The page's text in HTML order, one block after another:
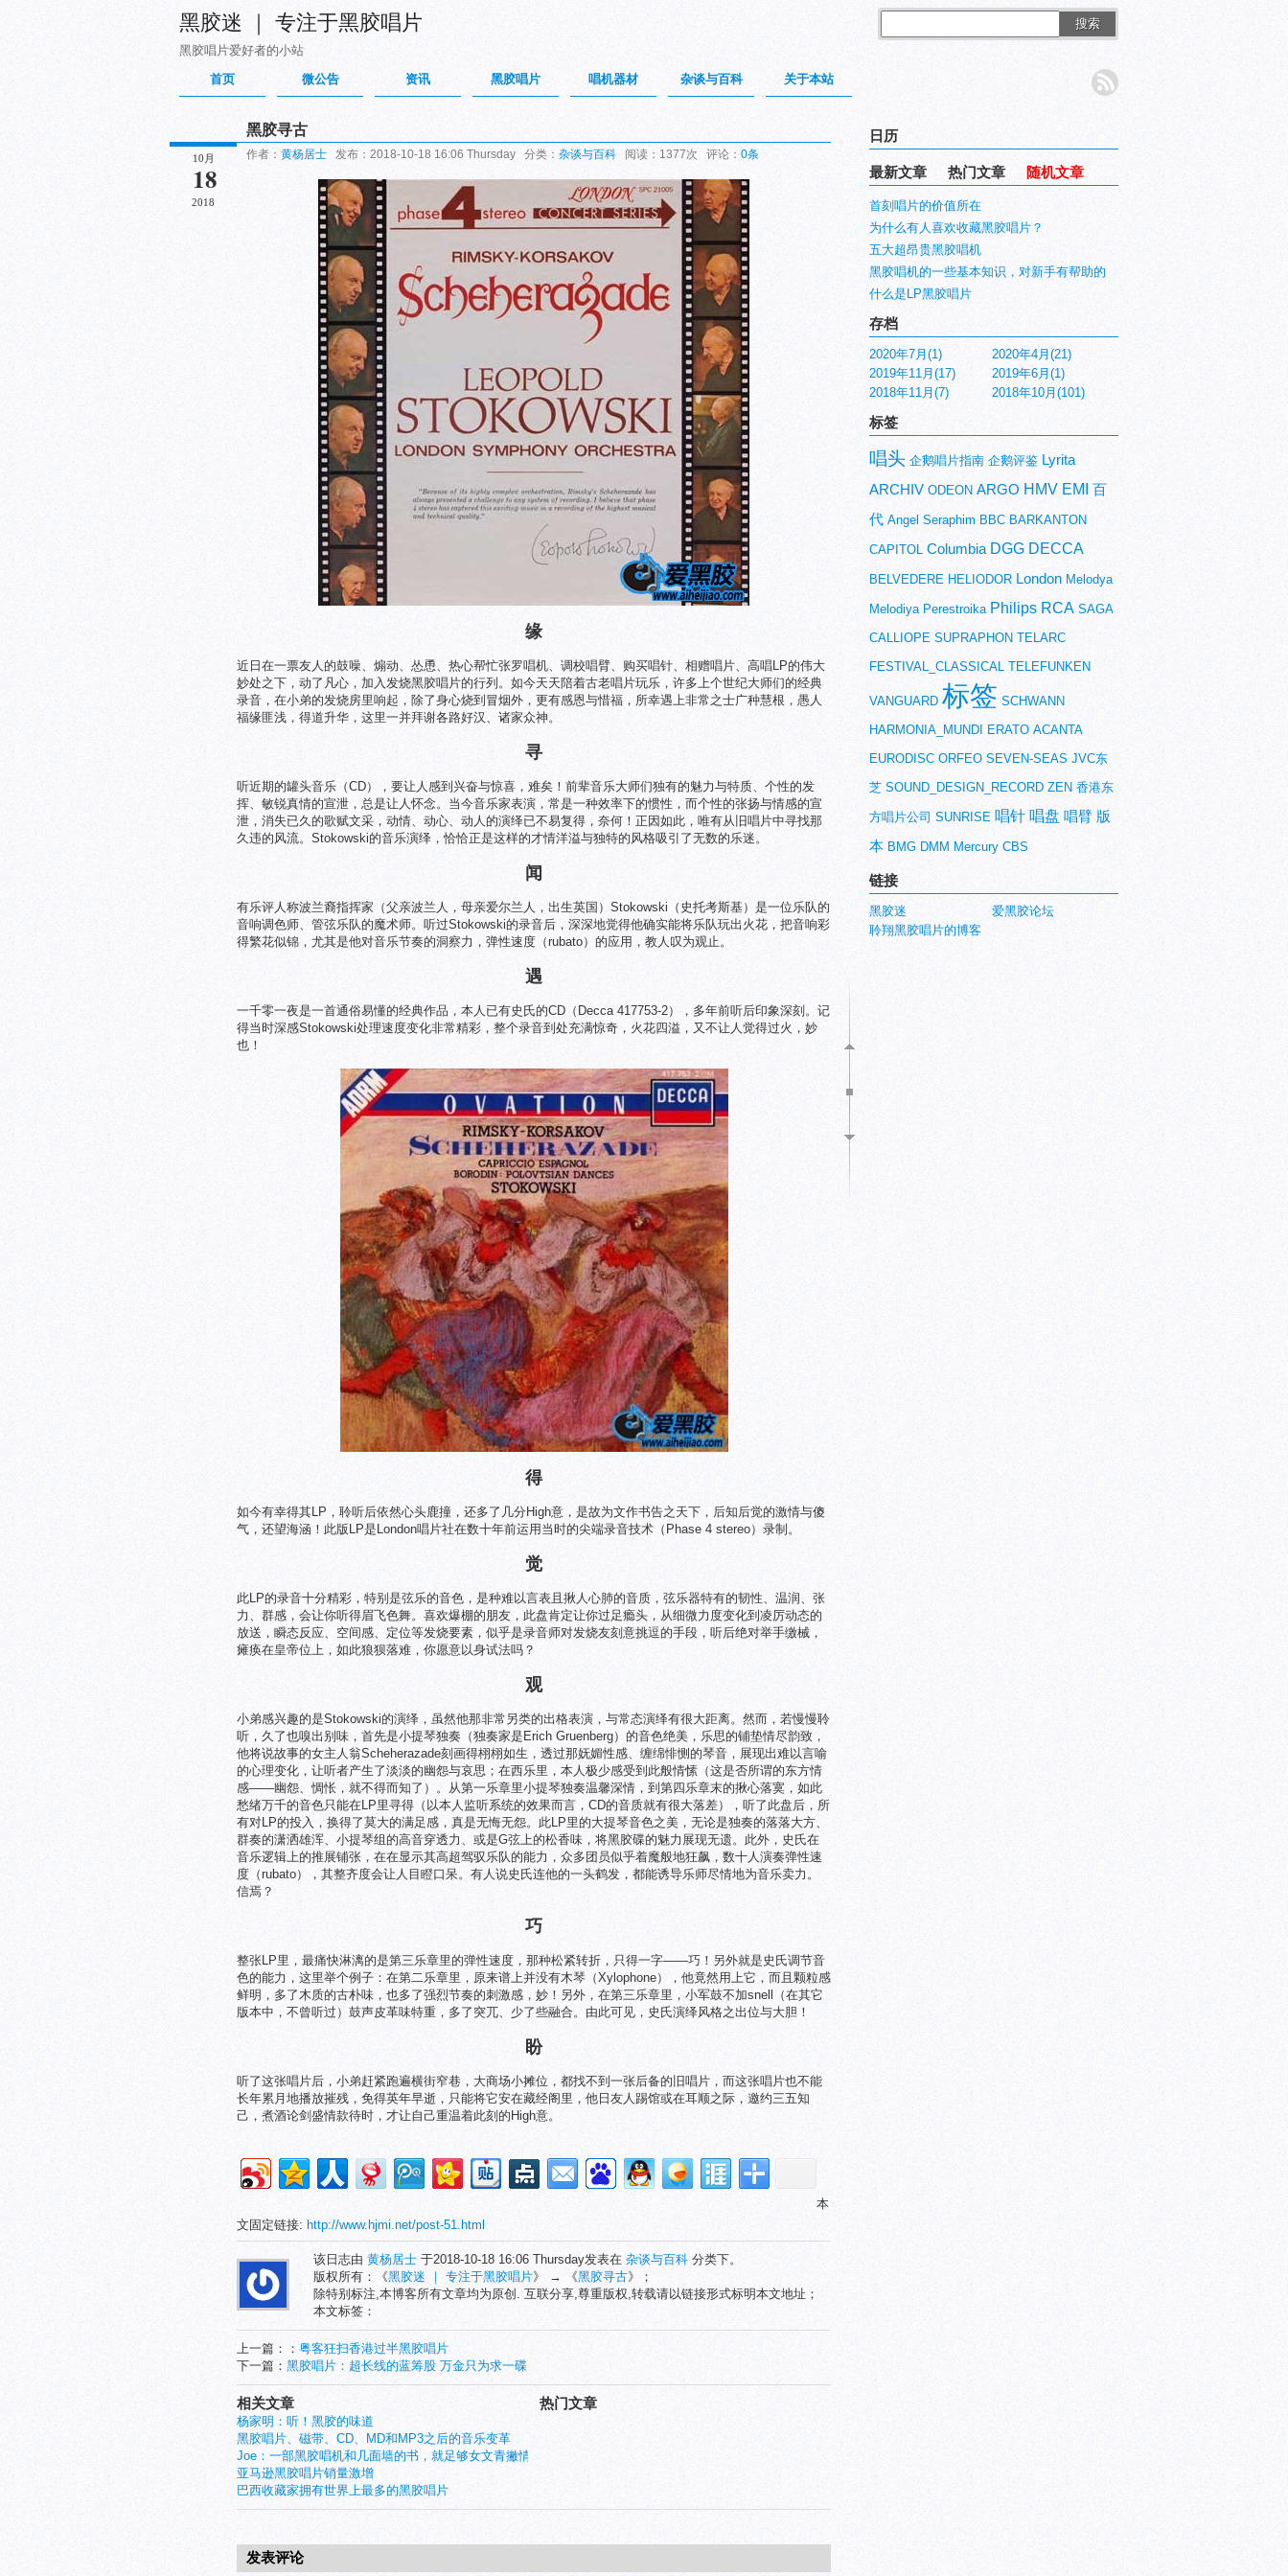
黑胶迷 ｜ 专注于黑胶唱片
黑胶唱片爱好者的小站
搜索
首页 微公告 资讯 黑胶唱片 唱机器材 杂谈与百科 关于本站
10月
18
2018
黑胶寻古
作者： 黄杨居士 发布：2018-10-18 16:06 Thursday 分类： 杂谈与百科 阅读：1377次 评论： 0条
缘
近日在一票友人的鼓噪、煽动、怂恿、热心帮忙张罗唱机、调校唱臂、购买唱针、相赠唱片、高唱LP的伟大
妙处之下，动了凡心，加入发烧黑胶唱片的行列。如今天天陪着古老唱片玩乐，许多上个世纪大师们的经典
录音，在小弟的发烧房里响起，除了身心烧到冒烟外，更有感恩与惜福，所幸遇上非常之士广种慧根，愚人
福缘匪浅，得道升华，这里一并拜谢各路好汉、诸家众神。
寻
听近期的罐头音乐（CD），要让人感到兴奋与惊喜，难矣！前辈音乐大师们独有的魅力与特质、个性的发
挥、敏锐真情的宣泄，总是让人怀念。当今音乐家表演，常是一种效率下的惯性，而个性的张扬与情感的宣
泄，消失已久的歌赋文采，动情、动心、动人的演绎已不易复得，奈何！正因如此，唯有从旧唱片中寻找那
久违的风流。Stokowski的音乐演绎，恰恰正是这样的才情洋溢与独特的风格吸引了无数的乐迷。
闻
有乐评人称波兰裔指挥家（父亲波兰人，母亲爱尔兰人，出生英国）Stokowski（史托考斯基）是一位乐队的
音响调色师、管弦乐队的魔术师。听过Stokowski的录音后，深深地觉得他确实能将乐队玩出火花，把音响彩
得繁花似锦，尤其是他对音乐节奏的洞察力，弹性速度（rubato）的应用，教人叹为观止。
遇
一千零一夜是一首通俗易懂的经典作品，本人已有史氏的CD（Decca 417753-2），多年前听后印象深刻。记
得当时深感Stokowski处理速度变化非常精彩，整个录音到处充满惊奇，火花四溢，又不让人觉得过火，妙
也！
得
如今有幸得其LP，聆听后依然心头鹿撞，还多了几分High意，是故为文作书告之天下，后知后觉的激情与傻
气，还望海涵！此版LP是London唱片社在数十年前运用当时的尖端录音技术（Phase 4 stereo）录制。
觉
此LP的录音十分精彩，特别是弦乐的音色，是种难以言表且揪人心肺的音质，弦乐器特有的韧性、温润、张
力、群感，会让你听得眉飞色舞。喜欢爆棚的朋友，此盘肯定让你过足瘾头，从细微力度变化到凌厉动态的
放送，瞬态反应、空间感、定位等发烧要素，似乎是录音师对发烧友刻意挑逗的手段，听后绝对举手缴械，
瘫痪在皇帝位上，如此狼狈落难，你愿意以身试法吗？
观
小弟感兴趣的是Stokowski的演绎，虽然他那非常另类的出格表演，与常态演绎有很大距离。然而，若慢慢聆
听，久了也嗅出别味，首先是小提琴独奏（独奏家是Erich Gruenberg）的音色绝美，乐思的铺垫情尽韵致，
他将说故事的女主人翁Scheherazade刻画得栩栩如生，透过那妩媚性感、缠绵悱恻的琴音，展现出难以言喻
的心理变化，让听者产生了淡淡的幽怨与哀思；在西乐里，本人极少感受到此般情愫（这是否所谓的东方情
感——幽怨、惆怅，就不得而知了）。从第一乐章里小提琴独奏温馨深情，到第四乐章末的揪心落寞，如此
愁绪万千的音色只能在LP里寻得（以本人监听系统的效果而言，CD的音质就有很大落差），听了此盘后，所
有对LP的投入，换得了莫大的满足感，真是无悔无怨。此LP里的大提琴音色之美，无论是独奏的落落大方、
群奏的潇洒雄浑、小提琴组的高音穿透力、或是G弦上的松香味，将黑胶碟的魅力展现无遗。此外，史氏在
音乐逻辑上的推展铺张，在在显示其高超驾驭乐队的能力，众多团员似乎着魔般地狂飙，数十人演奏弹性速
度（rubato），其整齐度会让人目瞪口呆。有人说史氏连他的一头鹤发，都能诱导乐师尽情地为音乐卖力。
信焉？
巧
整张LP里，最痛快淋漓的是第三乐章里的弹性速度，那种松紧转折，只得一字——巧！另外就是史氏调节音
色的能力，这里举个例子：在第二乐章里，原来谱上并没有木琴（Xylophone），他竟然用上它，而且颗粒感
鲜明，多了木质的古朴味，也多了强烈节奏的刺激感，妙！另外，在第三乐章里，小军鼓不加snell（在其它
版本中，不曾听过）鼓声皮革味特重，多了突兀、少了些融合。由此可见，史氏演绎风格之出位与大胆！
盼
听了这张唱片后，小弟赶紧跑遍横街窄巷，大商场小摊位，都找不到一张后备的旧唱片，而这张唱片也不能
长年累月地播放摧残，免得英年早逝，只能将它安在藏经阁里，他日友人踢馆或在耳顺之际，邀约三五知
己，煮酒论剑盛情款待时，才让自己重温着此刻的High意。
本
文固定链接: http://www.hjmi.net/post-51.html
该日志由 黄杨居士 于2018-10-18 16:06 Thursday发表在 杂谈与百科 分类下。
版权所有：《黑胶迷 ｜ 专注于黑胶唱片》 → 《黑胶寻古》；
除特别标注,本博客所有文章均为原创. 互联分享,尊重版权,转载请以链接形式标明本文地址；
本文标签：
上一篇：： 粤客狂扫香港过半黑胶唱片
下一篇： 黑胶唱片：超长线的蓝筹股 万金只为求一碟
热门文章
相关文章
杨家明：听！黑胶的味道
黑胶唱片、磁带、CD、MD和MP3之后的音乐变革
Joe：一部黑胶唱机和几面墙的书，就足够女文青撇情操
亚马逊黑胶唱片销量激增
巴西收藏家拥有世界上最多的黑胶唱片
发表评论
日历
最新文章 热门文章 随机文章
首刻唱片的价值所在
为什么有人喜欢收藏黑胶唱片？
五大超昂贵黑胶唱机
黑胶唱机的一些基本知识，对新手有帮助的
什么是LP黑胶唱片
存档
2020年7月(1)
2020年4月(21)
2019年11月(17)
2019年6月(1)
2018年11月(7)
2018年10月(101)
标签
唱头 企鹅唱片指南 企鹅评鉴 Lyrita
ARCHIV ODEON ARGO HMV EMI
百
代 Angel Seraphim BBC BARKANTON
CAPITOL Columbia DGG DECCA
BELVEDERE HELIODOR London Melodya
Melodiya Perestroika Philips RCA SAGA
CALLIOPE SUPRAPHON TELARC
FESTIVAL_CLASSICAL TELEFUNKEN
VANGUARD 标签 SCHWANN
HARMONIA_MUNDI
ERATO ACANTA
EURODISC ORFEO SEVEN-SEAS JVC东
芝 SOUND_DESIGN_RECORD ZEN 香港东
方唱片公司 SUNRISE 唱针 唱盘 唱臂 版
本 BMG DMM Mercury CBS
链接
黑胶迷
爱黑胶论坛
聆翔黑胶唱片的博客